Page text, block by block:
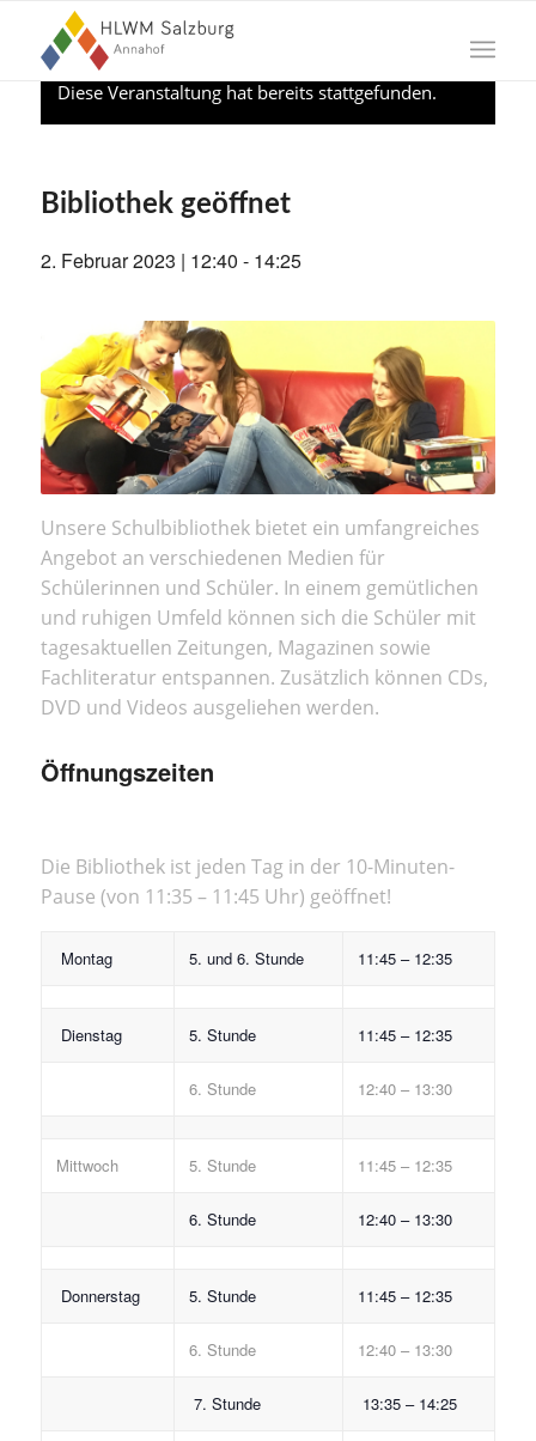
Diese Veranstaltung hat bereits stattgefunden.
Bibliothek geöffnet
2. Februar 2023 | 12:40 - 14:25
Unsere Schulbibliothek bietet ein umfangreiches
Angebot an verschiedenen Medien für
Schülerinnen und Schüler. In einem gemütlichen
und ruhigen Umfeld können sich die Schüler mit
tagesaktuellen Zeitungen, Magazinen sowie
Fachliteratur entspannen. Zusätzlich können CDs,
DVD und Videos ausgeliehen werden.
Öffnungszeiten
Die Bibliothek ist jeden Tag in der 10-Minuten-
Pause (von 11:35 – 11:45 Uhr) geöffnet!
Montag 5. und 6. Stunde 11:45 – 12:35
Dienstag 5. Stunde 11:45 – 12:35
6. Stunde 12:40 – 13:30
Mittwoch 5. Stunde 11:45 – 12:35
6. Stunde 12:40 – 13:30
Donnerstag 5. Stunde 11:45 – 12:35
6. Stunde 12:40 – 13:30
7. Stunde 13:35 – 14:25